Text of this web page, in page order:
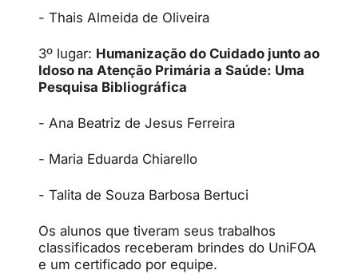
- Thais Almeida de Oliveira
3º lugar: Humanização do Cuidado junto ao
Idoso na Atenção Primária a Saúde: Uma
Pesquisa Bibliográfica
- Ana Beatriz de Jesus Ferreira
- Maria Eduarda Chiarello
- Talita de Souza Barbosa Bertuci
Os alunos que tiveram seus trabalhos
classificados receberam brindes do UniFOA
e um certificado por equipe.